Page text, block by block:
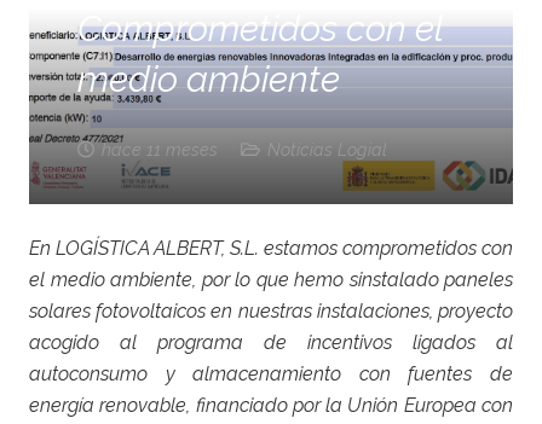
Comprometidos con el
medio ambiente
hace 11 meses Noticias Logial
En LOGÍSTICA ALBERT, S.L. estamos comprometidos con
el medio ambiente, por lo que hemo sinstalado paneles
solares fotovoltaicos en nuestras instalaciones, proyecto
acogido al programa de incentivos ligados al
autoconsumo y almacenamiento con fuentes de
energía renovable, financiado por la Unión Europea con